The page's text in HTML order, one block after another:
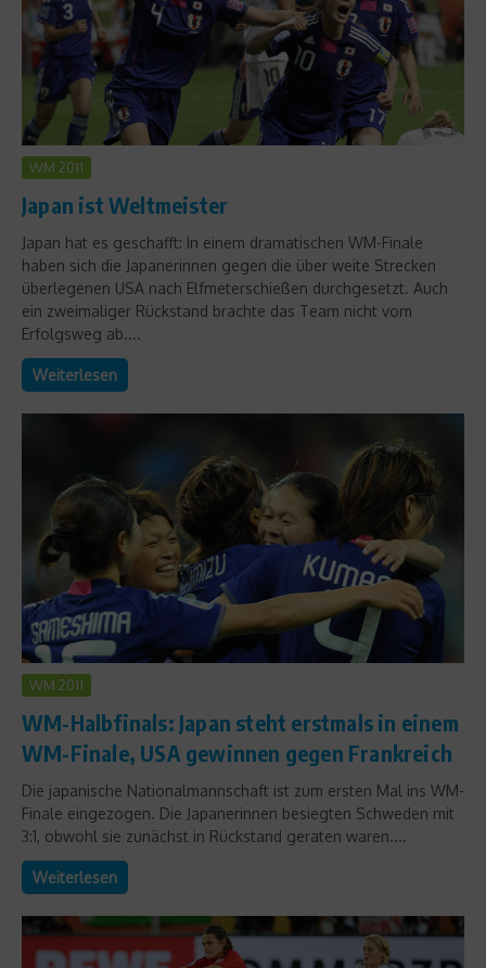
WM 2011
Japan ist Weltmeister
Japan hat es geschafft: In einem dramatischen WM-Finale
haben sich die Japanerinnen gegen die über weite Strecken
überlegenen USA nach Elfmeterschießen durchgesetzt. Auch
ein zweimaliger Rückstand brachte das Team nicht vom
Erfolgsweg ab....
Weiterlesen
WM 2011
WM-Halbfinals: Japan steht erstmals in einem
WM-Finale, USA gewinnen gegen Frankreich
Die japanische Nationalmannschaft ist zum ersten Mal ins WM-
Finale eingezogen. Die Japanerinnen besiegten Schweden mit
3:1, obwohl sie zunächst in Rückstand geraten waren....
Weiterlesen